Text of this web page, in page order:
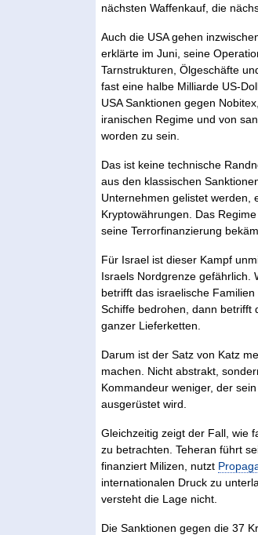
nächsten Waffenkauf, die
Auch die USA gehen
erklärte im Juni, seine
Tarnstrukturen, Ölgeschäfte
fast eine halbe Milliarde US-
USA Sanktionen gegen
iranischen Regime und von
worden zu sein.
Das ist keine technische
aus den klassischen
Unternehmen gelistet werden,
Kryptowährungen. Das
seine Terrorfinanzierung
Für Israel ist dieser Kampf
Israels Nordgrenze gefährlich.
betrifft das israelische
Schiffe bedrohen, dann betrifft
ganzer Lieferketten.
Darum ist der Satz von Katz
machen. Nicht abstrakt,
Kommandeur weniger, der
ausgerüstet wird.
Gleichzeitig zeigt der Fall, wie
zu betrachten. Teheran führt
finanziert Milizen, nutzt
internationalen Druck zu
versteht die Lage nicht.
Die Sanktionen gegen die 37